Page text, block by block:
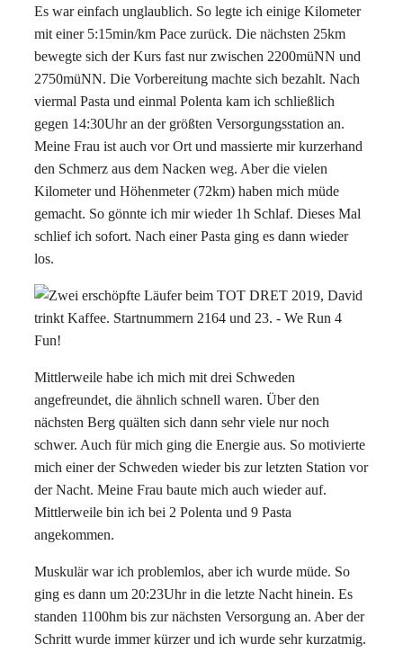
Es war einfach unglaublich. So legte ich einige Kilometer
mit einer 5:15min/km Pace zurück. Die nächsten 25km
bewegte sich der Kurs fast nur zwischen 2200müNN und
2750müNN. Die Vorbereitung machte sich bezahlt. Nach
viermal Pasta und einmal Polenta kam ich schließlich
gegen 14:30Uhr an der größten Versorgungsstation an.
Meine Frau ist auch vor Ort und massierte mir kurzerhand
den Schmerz aus dem Nacken weg. Aber die vielen
Kilometer und Höhenmeter (72km) haben mich müde
gemacht. So gönnte ich mir wieder 1h Schlaf. Dieses Mal
schlief ich sofort. Nach einer Pasta ging es dann wieder
los.
Mittlerweile habe ich mich mit drei Schweden
angefreundet, die ähnlich schnell waren. Über den
nächsten Berg quälten sich dann sehr viele nur noch
schwer. Auch für mich ging die Energie aus. So motivierte
mich einer der Schweden wieder bis zur letzten Station vor
der Nacht. Meine Frau baute mich auch wieder auf.
Mittlerweile bin ich bei 2 Polenta und 9 Pasta
angekommen.
Muskulär war ich problemlos, aber ich wurde müde. So
ging es dann um 20:23Uhr in die letzte Nacht hinein. Es
standen 1100hm bis zur nächsten Versorgung an. Aber der
Schritt wurde immer kürzer und ich wurde sehr kurzatmig.